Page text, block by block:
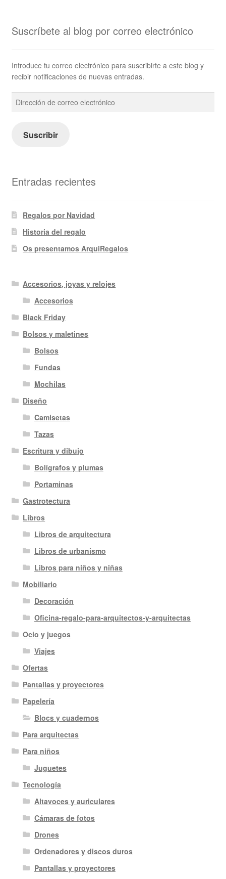
Suscríbete al blog por correo electrónico
Introduce tu correo electrónico para suscribirte a este blog y
recibir notificaciones de nuevas entradas.
de
electrónico
Suscribir
Entradas recientes
Regalos por Navidad
Historia del regalo
Os presentamos ArquiRegalos
Accesorios, joyas y relojes
Accesorios
Black Friday
Bolsos y maletines
Bolsos
Fundas
Mochilas
Diseño
Camisetas
Tazas
Escritura y dibujo
Bolígrafos y plumas
Portaminas
Gastrotectura
Libros
Libros de arquitectura
Libros de urbanismo
Libros para niños y niñas
Mobiliario
Decoración
Oficina-regalo-para-arquitectos-y-arquitectas
Ocio y juegos
Viajes
Ofertas
Pantallas y proyectores
Papelería
Blocs y cuadernos
Para arquitectas
Para niños
Juguetes
Tecnología
Altavoces y auriculares
Cámaras de fotos
Drones
Ordenadores y discos duros
Pantallas y proyectores